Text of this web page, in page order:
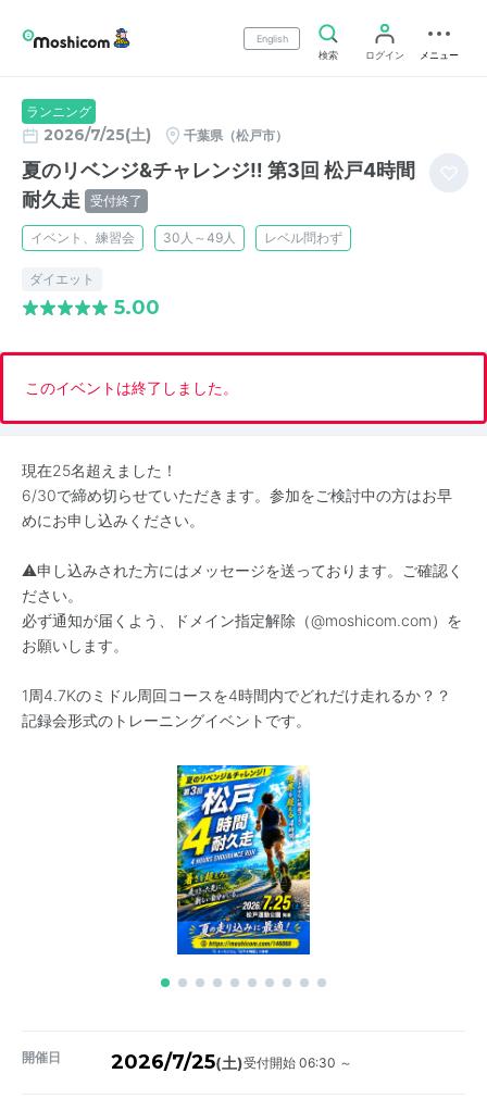
English
検索
ログイン メニュー
ランニング
2026/7/25(土) 千葉県（松戸市）
夏のリベンジ&チャレンジ‼️ 第3回 松戸4時間
耐久走
受付終了
イベント、練習会 30人～49人 レベル問わず
ダイエット
5.00
このイベントは終了しました。
現在25名超えました！
6/30で締め切らせていただきます。参加をご検討中の方はお早
めにお申し込みください。
⚠️申し込みされた方にはメッセージを送っております。ご確認く
ださい。
必ず通知が届くよう、ドメイン指定解除（@moshicom.com）を
お願いします。
1周4.7Kのミドル周回コースを4時間内でどれだけ走れるか？？
記録会形式のトレーニングイベントです。
開催日 2026/7/25(土)受付開始 06:30 ～